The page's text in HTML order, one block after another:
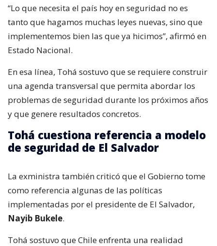
“Lo que necesita el país hoy en seguridad no es
tanto que hagamos muchas leyes nuevas, sino que
implementemos bien las que ya hicimos”, afirmó en
Estado Nacional.
En esa línea, Tohá sostuvo que se requiere construir
una agenda transversal que permita abordar los
problemas de seguridad durante los próximos años
y que genere resultados concretos.
Tohá cuestiona referencia a modelo
de seguridad de El Salvador
La exministra también criticó que el Gobierno tome
como referencia algunas de las políticas
implementadas por el presidente de El Salvador,
Nayib Bukele.
Tohá sostuvo que Chile enfrenta una realidad